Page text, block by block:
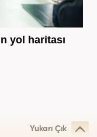
yol haritası
Yukarı Çık